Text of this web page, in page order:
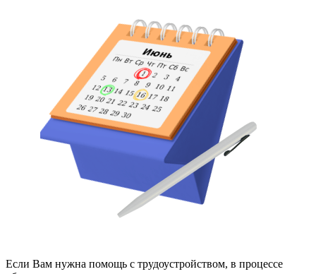
Если Вам нужна помощь с трудоустройством, в процессе